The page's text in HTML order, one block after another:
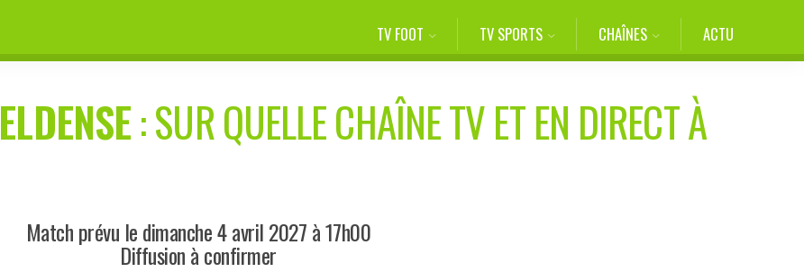
TV FOOT TV SPORTS CHAÎNES ACTU
ELDENSE: SUR QUELLE CHAÎNE TV ET EN DIRECT À
Match prévu le dimanche 4 avril 2027 à 17h00
Diffusion à confirmer